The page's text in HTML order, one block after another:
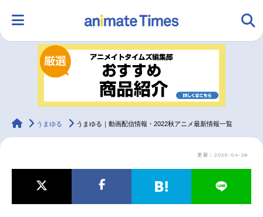
ランキング アニメ
ラジオ
animateTimes
うまゆる うまゆる｜動画配信情報・2022秋アニメ最新情報一覧
更新：2025-04-28